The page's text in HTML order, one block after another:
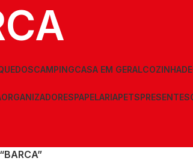
CAMPINGCASA EM GERALCOZINHA
ORGANIZADORESPAPELARIAPETSPRESENTES